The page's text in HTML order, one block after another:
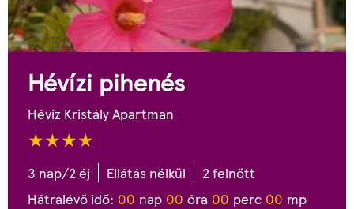
Hévízi pihenés
Hévíz Kristály Apartman
3 nap/2 éj Ellátás nélkül
2 felnőtt
Hátralévő idő: 00 nap 00 óra 00 perc 00 mp